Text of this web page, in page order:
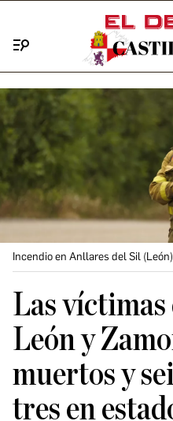
Incendio en Anllares del Sil (León)
Las víctimas
León y
muertos y
tres en